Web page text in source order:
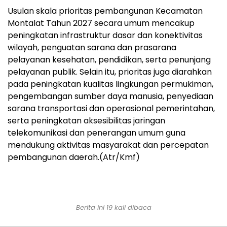
Usulan skala prioritas pembangunan Kecamatan
Montalat Tahun 2027 secara umum mencakup
peningkatan infrastruktur dasar dan konektivitas
wilayah, penguatan sarana dan prasarana
pelayanan kesehatan, pendidikan, serta penunjang
pelayanan publik. Selain itu, prioritas juga diarahkan
pada peningkatan kualitas lingkungan permukiman,
pengembangan sumber daya manusia, penyediaan
sarana transportasi dan operasional pemerintahan,
serta peningkatan aksesibilitas jaringan
telekomunikasi dan penerangan umum guna
mendukung aktivitas masyarakat dan percepatan
pembangunan daerah.(Atr/Kmf)
Berita ini 19 kali dibaca